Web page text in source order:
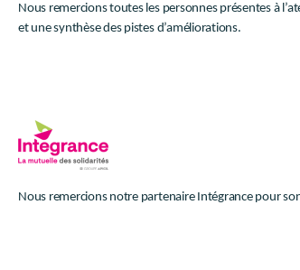
Nous remercions toutes les personnes présentes à
et une synthèse des pistes d’améliorations.
Nous remercions notre partenaire Intégrance pour